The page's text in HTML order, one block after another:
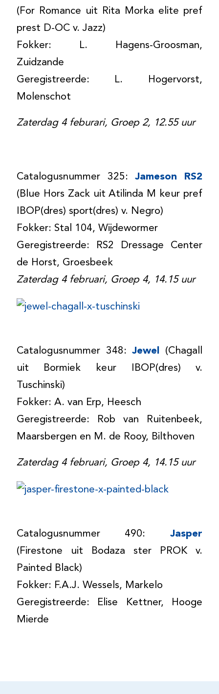
(For Romance uit Rita Morka elite pref
prest D-OC v. Jazz)
Fokker: L. Hagens-Groosman,
Zuidzande
Geregistreerde: L. Hogervorst,
Molenschot
Zaterdag 4 feburari, Groep 2, 12.55 uur
Catalogusnummer 325:Jameson RS2
(Blue Hors Zack uit Atilinda M keur pref
IBOP(dres) sport(dres) v. Negro)
Fokker: Stal 104, Wijdewormer
Geregistreerde: RS2 Dressage Center
de Horst, Groesbeek
Zaterdag 4 februari, Groep 4, 14.15 uur
Catalogusnummer 348:Jewel (Chagall
uit Bormiek keur IBOP(dres) v.
Tuschinski)
Fokker: A. van Erp, Heesch
Geregistreerde: Rob van Ruitenbeek,
Maarsbergen en M. de Rooy, Bilthoven
Zaterdag 4 februari, Groep 4, 14.15 uur
Catalogusnummer 490:Jasper
(Firestone uit Bodaza ster PROK v.
Painted Black)
Fokker: F.A.J. Wessels, Markelo
Geregistreerde: Elise Kettner, Hooge
Mierde